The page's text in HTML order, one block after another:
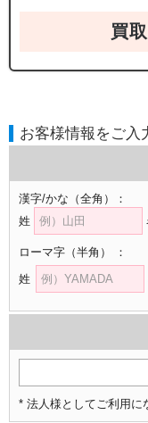
買
お客様情報をご入
漢字/かな （全角）
：
姓
ローマ字 （半角）
：
姓
* 法人様としてご利用に